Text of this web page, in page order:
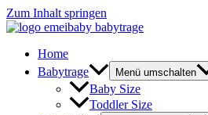
Zum Inhalt springen
Home
Babytrage
Menü umschalten
Baby Size
Toddler Size